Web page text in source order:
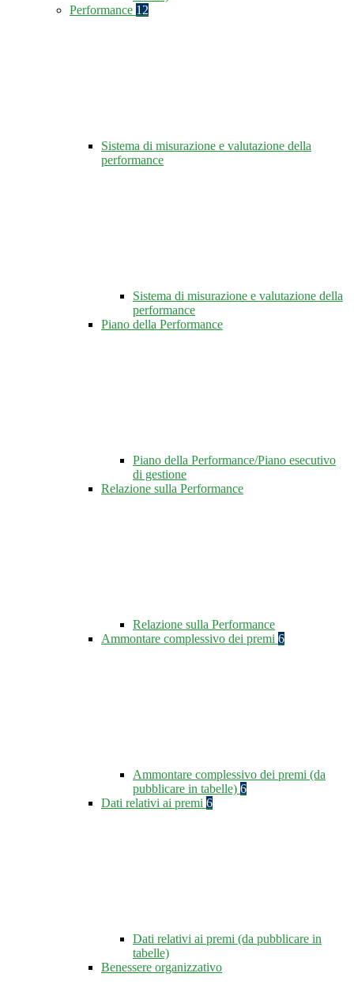
Performance 12
Sistema di misurazione e valutazione della
performance
Sistema di misurazione e valutazione della
performance
Piano della Performance
Piano della Performance/Piano esecutivo
di gestione
Relazione sulla Performance
Relazione sulla Performance
Ammontare complessivo dei premi 6
Ammontare complessivo dei premi (da
pubblicare in tabelle) 6
Dati relativi ai premi 6
Dati relativi ai premi (da pubblicare in
tabelle)
Benessere organizzativo